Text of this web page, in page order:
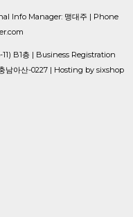
Info Manager: 맹대주 | Phone
B1층 | Business Registration
남아산-0227 | Hosting by sixshop